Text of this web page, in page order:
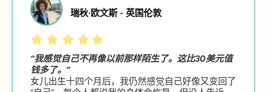
瑞秋·欧文斯 - 英国伦敦
“我感觉自己不再像以前那样陌生了。这比30美元值
钱多了。”
女儿出生十四个月后，我仍然感觉自己好像又变回了